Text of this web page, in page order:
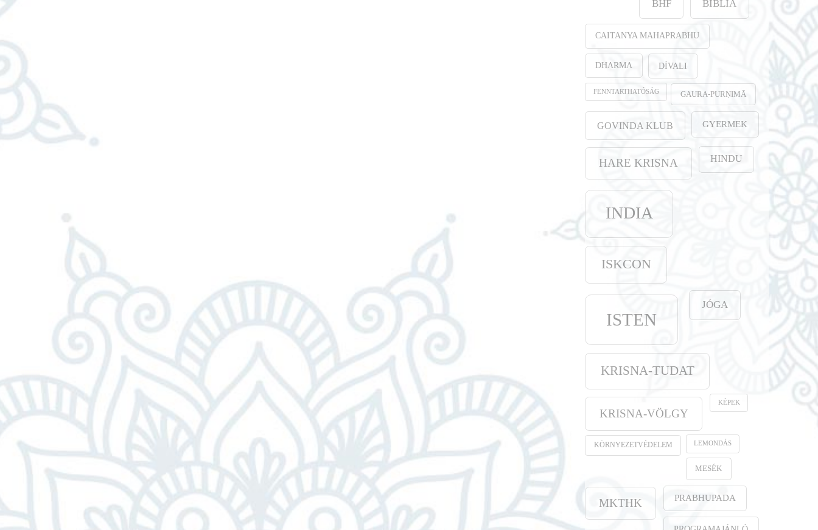
BHF BIBLIA
CAITANYA MAHAPRABHU
DHARMA DÍVALI
FENNTARTHATÓSÁG GAURA-PURṆIMĀ
GOVINDA KLUB GYERMEK
HARE KRISNA HINDU
INDIA
ISKCON
ISTEN
JÓGA
KRISNA-TUDAT
KRISNA-VÖLGY
KÉPEK
KÖRNYEZETVÉDELEM LEMONDÁS
MESÉK
MKTHK PRABHUPADA